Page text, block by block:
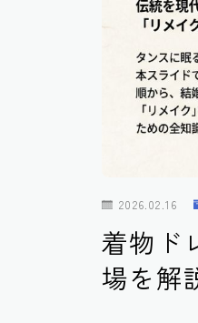
2026.02.16
着物ド
場を解